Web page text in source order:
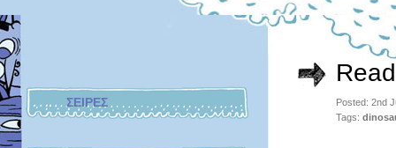
ΣΕΙΡΕΣ
Posted: 2nd
Tags: